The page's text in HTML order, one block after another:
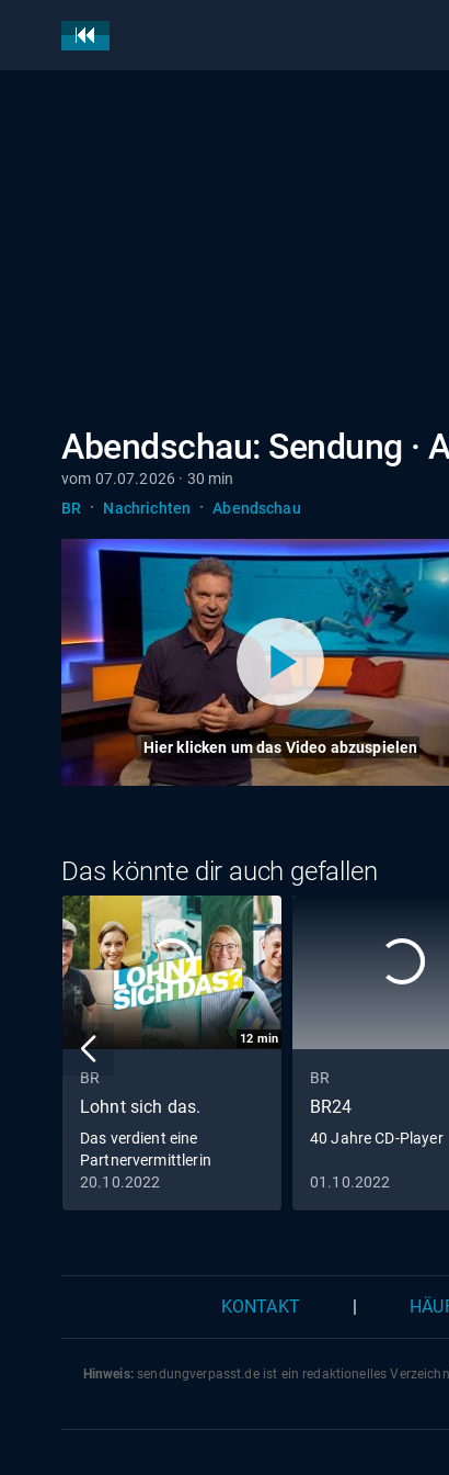
Abendschau: Sendung ·
vom 07.07.2026 · 30 min
BR
· Nachrichten · Abendschau
Hier klicken um das Video abzuspielen
Das könnte dir auch gefallen
12 min
BR
Lohnt sich das.
Das verdient eine
Partnervermittlerin
20.10.2022
BR
BR24
40 Jahre CD-Player
01.10.2022
KONTAKT
Hinweis:sendungverpasst.deist ein redaktionelles